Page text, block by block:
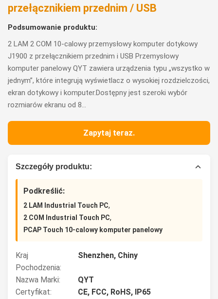
przełącznikiem przednim / USB
Podsumowanie produktu:
2 LAM 2 COM 10-calowy przemysłowy komputer dotykowy
J1900 z przełącznikiem przednim i USB Przemysłowy
komputer panelowy QYT zawiera urządzenia typu „wszystko w
jednym”, które integrują wyświetlacz o wysokiej rozdzielczości,
ekran dotykowy i komputer.Dostępny jest szeroki wybór
rozmiarów ekranu od 8...
Zapytaj teraz.
Szczegóły produktu:
Podkreślić:
2 LAM Industrial Touch PC,
2 COM Industrial Touch PC,
PCAP Touch 10-calowy komputer panelowy
Kraj
Pochodzenia:
Shenzhen, Chiny
Nazwa Marki:
QYT
Certyfikat:
CE, FCC, RoHS, IP65